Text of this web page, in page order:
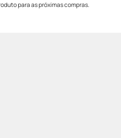
para as próximas compras.